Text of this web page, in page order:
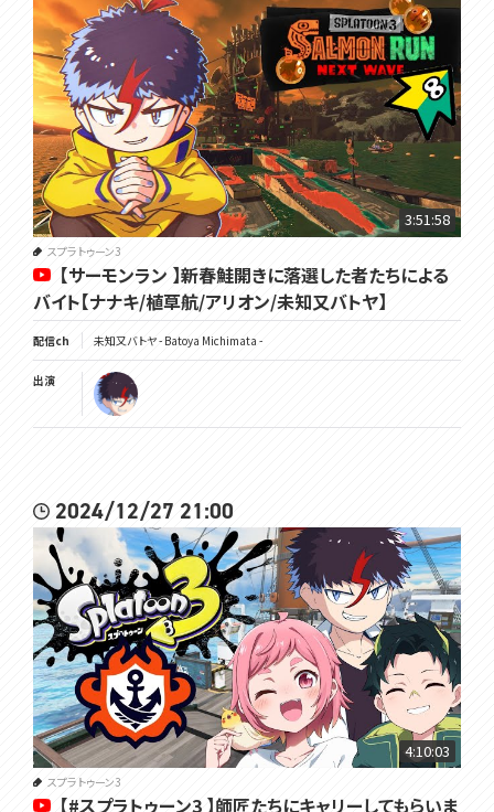
3:51:58
スプラトゥーン3
【サーモンラン 】新春鮭開きに落選した者たちによる
バイト【ナナキ/植草航/アリオン/未知又バトヤ】
配信ch 未知又バトヤ - Batoya Michimata -
出演
2024/12/27 21:00
4:10:03
スプラトゥーン3
【#スプラトゥーン3 】師匠たちにキャリーしてもらいま